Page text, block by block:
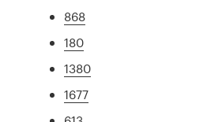
868
180
1380
1677